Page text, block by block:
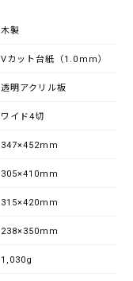
木製
Vカット台紙（1.0mm）
透明アクリル板
ワイド4切
347×452mm
305×410mm
315×420mm
238×350mm
1,030g